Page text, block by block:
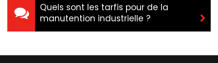
Quels sont les tarfis pour de la
manutention industrielle ?